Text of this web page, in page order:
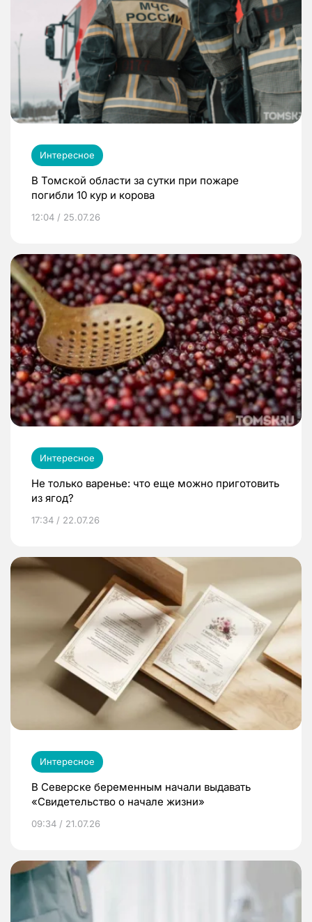
Интересное
В Томской области за сутки при пожаре
погибли 10 кур и корова
12:04 / 25.07.26
Интересное
Не только варенье: что еще можно приготовить
из ягод?
17:34 / 22.07.26
Интересное
В Северске беременным начали выдавать
«Свидетельство о начале жизни»
09:34 / 21.07.26